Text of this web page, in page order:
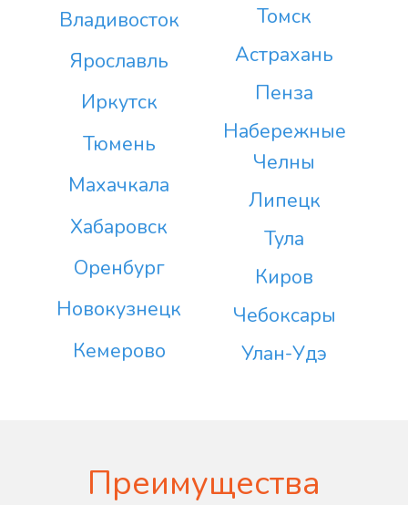
Владивосток
Ярославль
Иркутск
Тюмень
Махачкала
Хабаровск
Оренбург
Новокузнецк
Кемерово
Томск
Астрахань
Пенза
Набережные
Челны
Липецк
Тула
Киров
Чебоксары
Улан-Удэ
Преимущества